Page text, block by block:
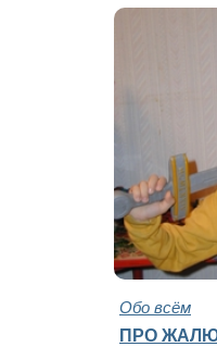
Обо всём
ПРО